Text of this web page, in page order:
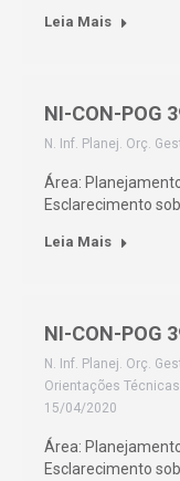
Leia Mais
NI-CON-POG
N. Inf. Planej. Orç.
Área:
Esclarecimento
Leia Mais
NI-CON-POG
N. Inf. Planej. Orç.
Orientações Técnicas
15/04/2020
Área:
Esclarecimento